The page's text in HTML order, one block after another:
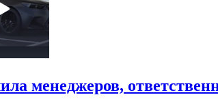
менеджеров,